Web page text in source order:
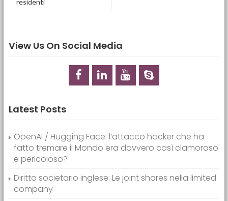
View Us On Social Media
Latest Posts
OpenAI / Hugging Face: l’attacco hacker che ha
fatto tremare il Mondo era davvero così clamoroso
e pericoloso?
Diritto societario inglese: Le joint shares nella limited
company